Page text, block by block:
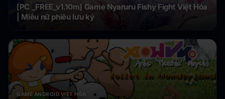
[PC _FREE_v1.10m] Game Nyaruru Fishy Fight Việt Hóa
| Miêu nữ phiêu lưu ký
GAME ANDROID VIỆT HÓA